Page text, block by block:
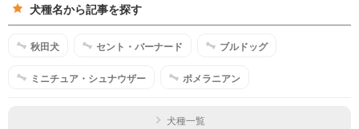
犬種名から記事を探す
秋田犬 セント・バーナード ブルドッグ
ミニチュア・シュナウザー ポメラニアン
犬種一覧